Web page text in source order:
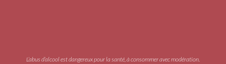
L’abus d’alcool est dangereux pour la santé, à consommer avec modération.